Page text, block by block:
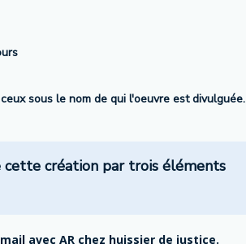
sous le nom de qui l'oeuvre est divulguée.
création par trois éléments
avec AR chez huissier de justice.